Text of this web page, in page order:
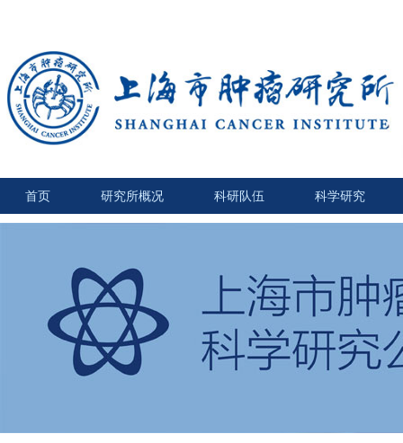
首页 研究所概况 科研队伍 科学研究